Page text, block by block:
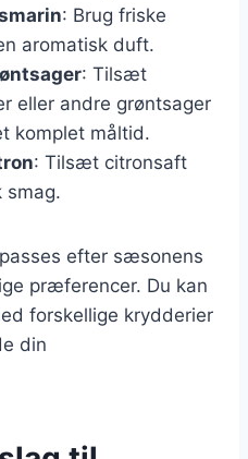
: Brug friske
aromatisk duft.
: Tilsæt
eller andre grøntsager
komplet måltid.
: Tilsæt citronsaft
smag.
efter sæsonens
præferencer. Du kan
forskellige krydderier
din